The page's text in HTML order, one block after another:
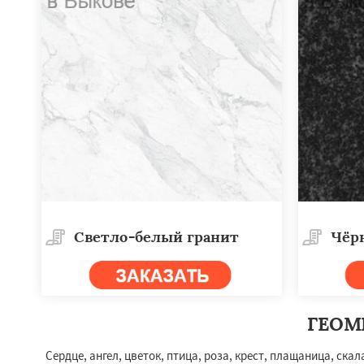
Зеленоградск
Лесной Городок
Светло-белый гранит
Сердце, ангел, цветок, птица, роза, крест, плащаница,